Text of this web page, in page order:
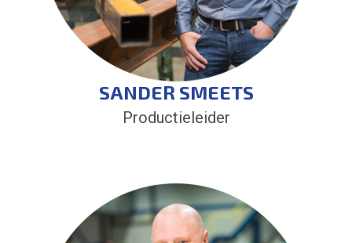
SANDER SMEETS
Productieleider